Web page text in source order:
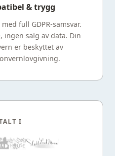
& trygg
full GDPR-samsvar.
salg av data. Din
er beskyttet av
I